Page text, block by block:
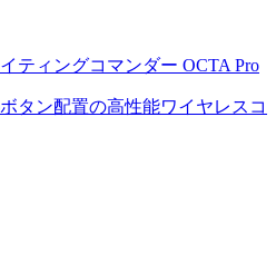
ティングコマンダー OCTA Pro
タン配置の高性能ワイヤレスコ